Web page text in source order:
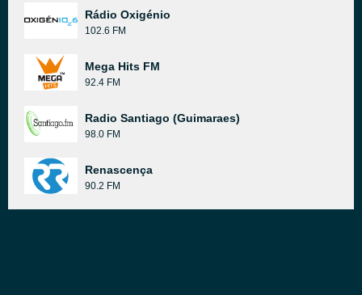
Rádio Oxigénio
102.6 FM
Mega Hits FM
92.4 FM
Radio Santiago (Guimaraes)
98.0 FM
Renascença
90.2 FM